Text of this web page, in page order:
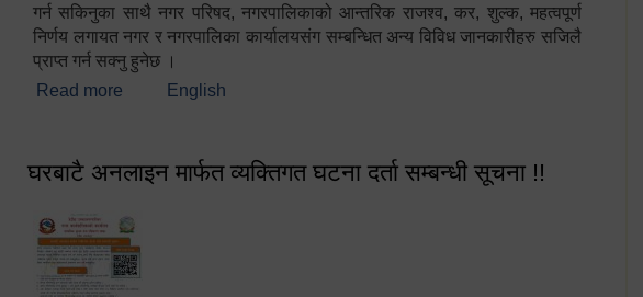
गर्न सकिनुका साथै नगर परिषद, नगरपालिकाको आन्तरिक राजश्व, कर, शुल्क, महत्वपूर्ण
निर्णय लगायत नगर र नगरपालिका कार्यालयसंग सम्बन्धित अन्य विविध जानकारीहरु सजिलै
प्राप्त गर्न सक्नु हुनेछ ।
Read more about स्वागतम!!!
English
घरबाटै अनलाइन मार्फत व्यक्तिगत घटना दर्ता सम्बन्धी सूचना !!